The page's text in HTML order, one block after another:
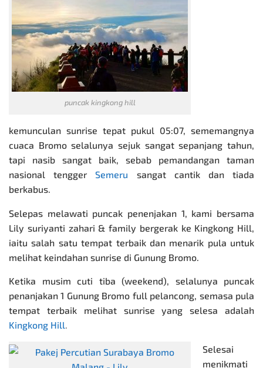
puncak kingkong hill
kemunculan sunrise tepat pukul 05:07, sememangnya
cuaca Bromo selalunya sejuk sangat sepanjang tahun,
tapi nasib sangat baik, sebab pemandangan taman
nasional tengger
Semeru
sangat cantik dan tiada
berkabus.
Selepas melawati puncak penenjakan 1, kami bersama
Lily suriyanti zahari & family bergerak ke Kingkong Hill,
iaitu salah satu tempat terbaik dan menarik pula untuk
melihat keindahan sunrise di Gunung Bromo.
Ketika musim cuti tiba (weekend), selalunya puncak
penanjakan 1 Gunung Bromo full pelancong, semasa pula
tempat terbaik melihat sunrise yang selesa adalah
Kingkong Hill.
Selesai
menikmati